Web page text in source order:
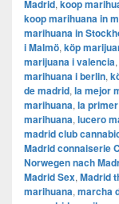
Madrid, koop
koop marihuana in
marihuana in
i Malmö, köp
marijuana i valencia,
marihuana i berlin,
de madrid, la mejor
marihuana, la
marihuana, lucero
madrid club
Madrid connaiserie
Norwegen nach
Madrid Sex, Madrid
marihuana, marcha